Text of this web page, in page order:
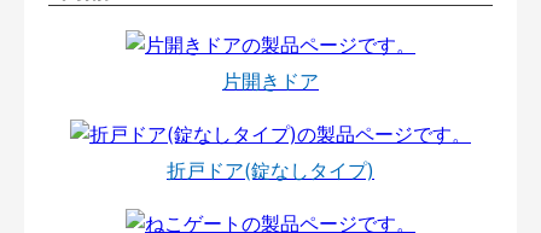
片開きドア
折戸ドア(錠なしタイプ)